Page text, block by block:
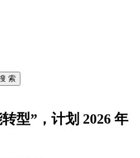
索
型”，计划 2026 年